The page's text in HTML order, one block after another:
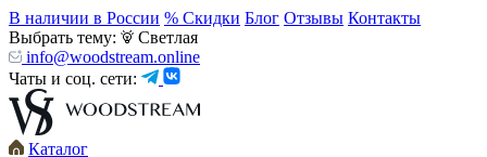
В наличии в России % Скидки Блог Отзывы Контакты
Выбрать тему:
Светлая
info@woodstream.online
Чаты и соц. сети:
Каталог